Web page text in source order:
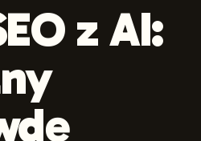
z AI: